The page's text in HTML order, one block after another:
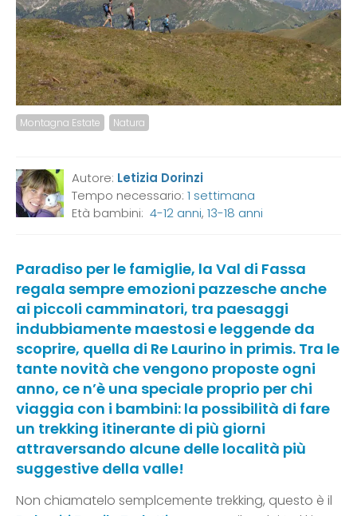
Montagna Estate Natura
Autore: Letizia Dorinzi
Tempo necessario: 1 settimana
Età bambini: 4-12 anni, 13-18 anni
Paradiso per le famiglie, la Val di Fassa
regala sempre emozioni pazzesche anche
ai piccoli camminatori, tra paesaggi
indubbiamente maestosi e leggende da
scoprire, quella di Re Laurino in primis. Tra le
tante novità che vengono proposte ogni
anno, ce n’è una speciale proprio per chi
viaggia con i bambini: la possibilità di fare
un trekking itinerante di più giorni
attraversando alcune delle località più
suggestive della valle!
Non chiamatelo semplcemente trekking, questo è il